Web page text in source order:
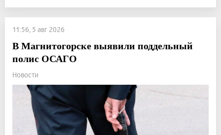
11:56, 5 авг 2026
В Магнитогорске выявили поддельный
полис ОСАГО
Новости